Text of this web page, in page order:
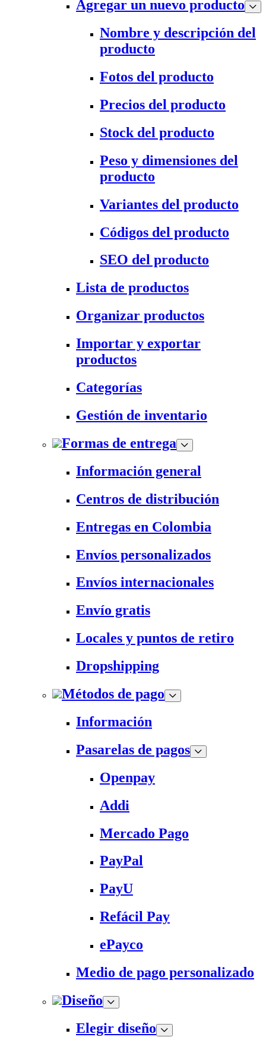
Agregar un nuevo producto
Nombre y descripción del
producto
Fotos del producto
Precios del producto
Stock del producto
Peso y dimensiones del
producto
Variantes del producto
Códigos del producto
SEO del producto
Lista de productos
Organizar productos
Importar y exportar
productos
Categorías
Gestión de inventario
Formas de entrega
Información general
Centros de distribución
Entregas en Colombia
Envíos personalizados
Envíos internacionales
Envío gratis
Locales y puntos de retiro
Dropshipping
Métodos de pago
Información
Pasarelas de pagos
Openpay
Addi
Mercado Pago
PayPal
PayU
Refácil Pay
ePayco
Medio de pago personalizado
Diseño
Elegir diseño